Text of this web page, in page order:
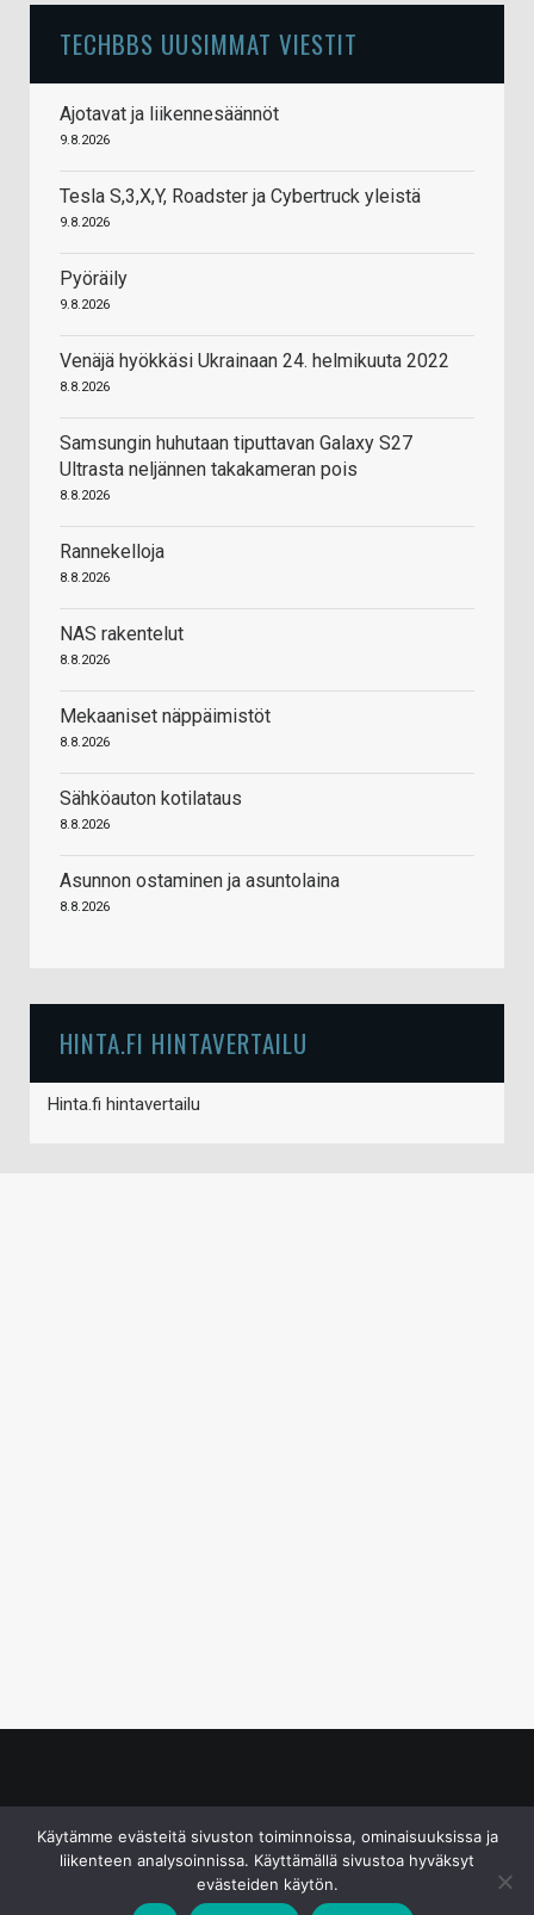
TECHBBS UUSIMMAT VIESTIT
Ajotavat ja liikennesäännöt
9.8.2026
Tesla S,3,X,Y, Roadster ja Cybertruck yleistä
9.8.2026
Pyöräily
9.8.2026
Venäjä hyökkäsi Ukrainaan 24. helmikuuta 2022
8.8.2026
Samsungin huhutaan tiputtavan Galaxy S27
Ultrasta neljännen takakameran pois
8.8.2026
Rannekelloja
8.8.2026
NAS rakentelut
8.8.2026
Mekaaniset näppäimistöt
8.8.2026
Sähköauton kotilataus
8.8.2026
Asunnon ostaminen ja asuntolaina
8.8.2026
HINTA.FI HINTAVERTAILU
Hinta.fi hintavertailu
Käytämme evästeitä sivuston toiminnoissa, ominaisuuksissa ja
liikenteen analysoinnissa. Käyttämällä sivustoa hyväksyt
evästeiden käytön.